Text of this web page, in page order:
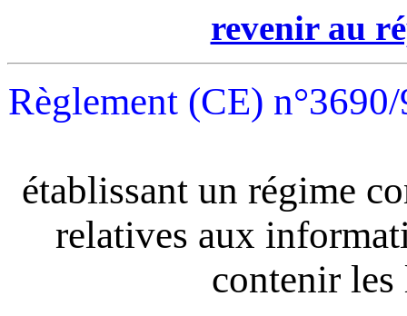
revenir au
Règlement (CE)
établissant un régime
relatives aux
contenir les